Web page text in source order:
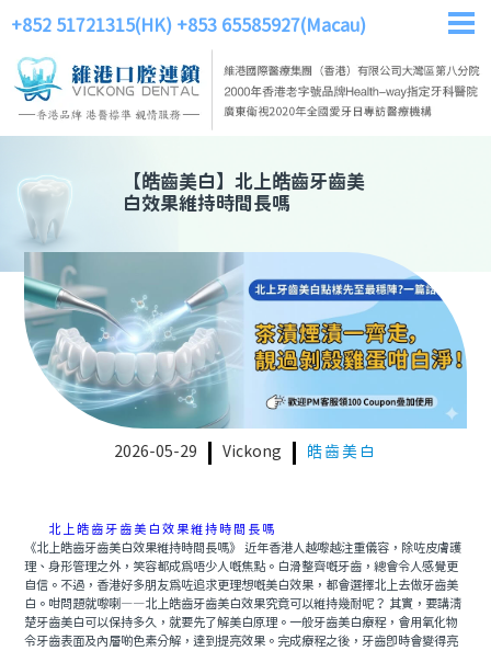
+852 51721315(HK) +853 65585927(Macau)
【皓齒美白】 北上皓齒牙齒美
白效果維持時間長嗎
2026-05-29 Vickong 皓齒美白
北上皓齒牙齒美白效果維持時間長嗎
《北上皓齒牙齒美白效果維持時間長嗎》 近年香港人越嚟越注重儀容，除咗皮膚護
理、身形管理之外，笑容都成為唔少人嘅焦點。白滑整齊嘅牙齒，總會令人感覺更
自信。不過，香港好多朋友為咗追求更理想嘅美白效果，都會選擇北上去做牙齒美
白。咁問題就嚟喇——北上皓齒牙齒美白效果究竟可以維持幾耐呢？ 其實，要講清
楚牙齒美白可以保持多久，就要先了解美白原理。一般牙齒美白療程，會用氧化物
令牙齒表面及內層啲色素分解，達到提亮效果。完成療程之後，牙齒即時會變得亮